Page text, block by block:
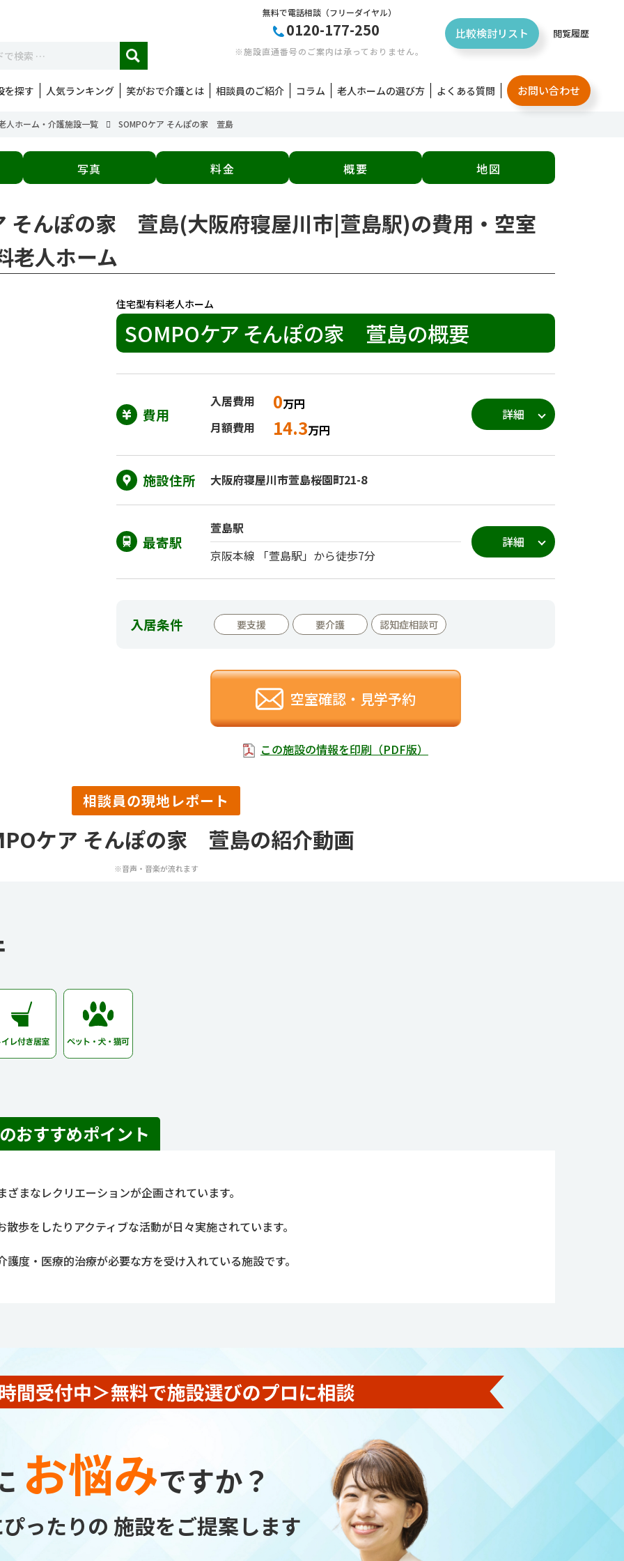
無料で電話相談 （フリーダイヤル）
0120-177-250
※施設直通番号のご案内は承っておりません。
比較検討リスト 閲覧履歴
を探す 人気ランキング 笑がおで介護とは 相談員のご紹介 コラム 老人ホームの選び方 よくある質問 お問い合わせ
人ホーム・介護施設一覧 SOMPOケア そんぽの家 萱島
写真 料金 概要 地図
そんぽの家 萱島(大阪府寝屋川市|萱島駅)の費用・空室
老人ホーム
住宅型有料老人ホーム
SOMPOケア そんぽの家 萱島の概要
費用
入居費用 0万円
月額費用
14.3万円
詳細
施設住所 大阪府寝屋川市萱島桜園町21-8
最寄駅
萱島駅
京阪本線 「萱島駅」から徒歩7分
詳細
入居条件 要支援 要介護 認知症相談可
空室確認・見学予約
この施設の情報を印刷（PDF版）
相談員の現地レポート
ケア そんぽの家 萱島の紹介動画
※音声・音楽が流れます
おすすめポイント
まなレクリエーションが企画されています。
歩をしたりアクティブな活動が日々実施されています。
度・医療的治療が必要な方を受け入れている施設です。
お悩みですか？
ったりの 施設をご提案します